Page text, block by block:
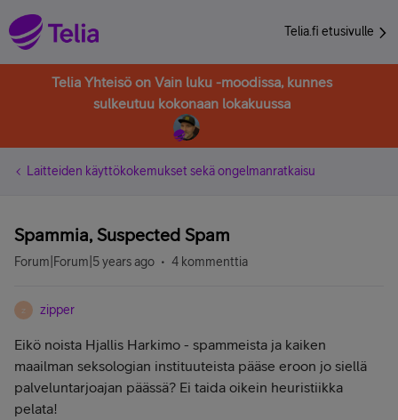
Telia.fi etusivulle
Telia Yhteisö on Vain luku -moodissa, kunnes
sulkeutuu kokonaan lokakuussa
Laitteiden käyttökokemukset sekä ongelmanratkaisu
Spammia, Suspected Spam
Forum|Forum|5 years ago 4 kommenttia
Z zipper
Eikö noista Hjallis Harkimo - spammeista ja kaiken
maailman seksologian instituuteista pääse eroon jo siellä
palveluntarjoajan päässä? Ei taida oikein heuristiikka
pelata!